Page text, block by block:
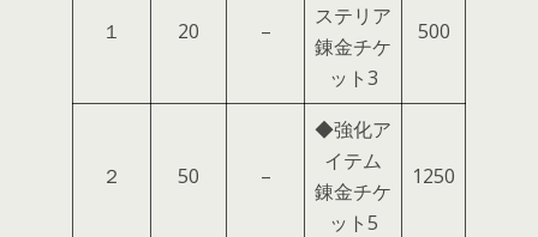
１ 20 –
ステリア
錬金チケ
ット3
500
２ 50 –
◆強化ア
イテム
錬金チケ
ット5
1250